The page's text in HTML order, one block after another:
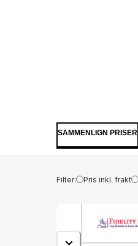
SAMMENLIGN PRISER
Filter: Pris inkl. frakt